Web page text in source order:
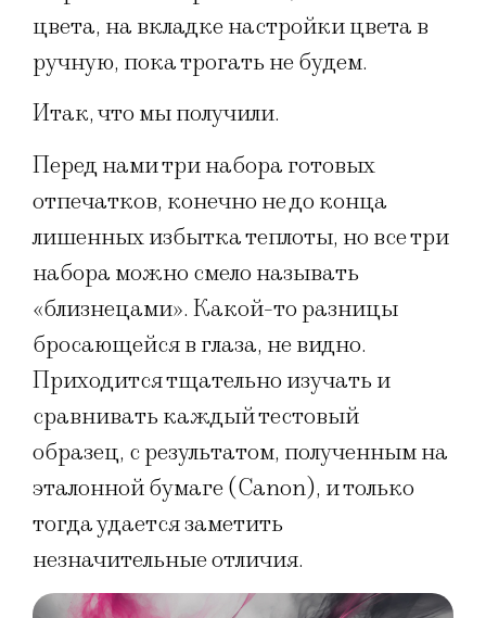
цвета, на вкладке настройки цвета в
ручную, пока трогать не будем.
Итак, что мы получили.
Перед нами три набора готовых
отпечатков, конечно не до конца
лишенных избытка теплоты, но все три
набора можно смело называть
«близнецами». Какой-то разницы
бросающейся в глаза, не видно.
Приходится тщательно изучать и
сравнивать каждый тестовый
образец, с результатом, полученным на
эталонной бумаге (Canon), и только
тогда удается заметить
незначительные отличия.